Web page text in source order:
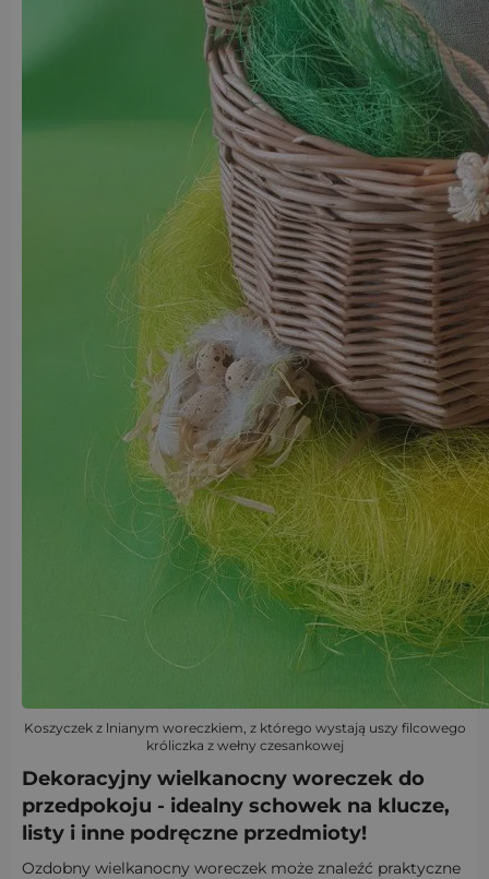
Koszyczek z lnianym woreczkiem, z którego wystają uszy filcowego
króliczka z wełny czesankowej
Dekoracyjny wielkanocny woreczek do
przedpokoju - idealny schowek na klucze,
listy i inne podręczne przedmioty!
Ozdobny wielkanocny woreczek może znaleźć praktyczne